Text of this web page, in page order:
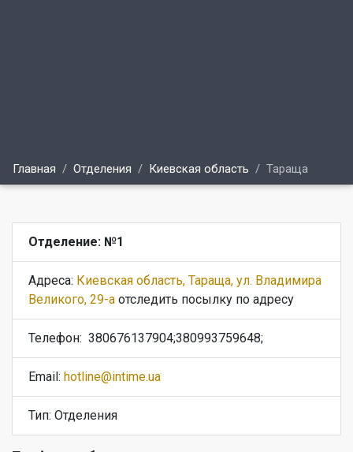
Главная Отделения Киевская область Тараща
Отделение: №1
Адреса: Киевская область, Тараща, ул. Владимира
Великого, 29-а отследить посылку по адресу
Телефон: 380676137904;380993759648;
Email: hotline@intime.ua
Тип: Отделения